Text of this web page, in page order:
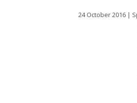
24 October 2016 |